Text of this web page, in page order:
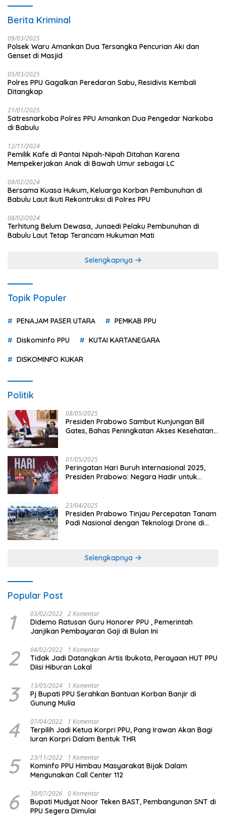
Berita Kriminal
09/03/2025
Polsek Waru Amankan Dua Tersangka Pencurian Aki dan
Genset di Masjid
05/03/2025
Polres PPU Gagalkan Peredaran Sabu, Residivis Kembali
Ditangkap
21/01/2025
Satresnarkoba Polres PPU Amankan Dua Pengedar Narkoba
di Babulu
12/11/2024
Pemilik Kafe di Pantai Nipah-Nipah Ditahan Karena
Mempekerjakan Anak di Bawah Umur sebagai LC
08/02/2024
Bersama Kuasa Hukum, Keluarga Korban Pembunuhan di
Babulu Laut Ikuti Rekontruksi di Polres PPU
08/02/2024
Terhitung Belum Dewasa, Junaedi Pelaku Pembunuhan di
Babulu Laut Tetap Terancam Hukuman Mati
Selengkapnya
Topik Populer
PENAJAM PASER UTARA PEMKAB PPU
Diskominfo PPU KUTAI KARTANEGARA
DISKOMINFO KUKAR
Politik
08/05/2025
Presiden Prabowo Sambut Kunjungan Bill
Gates, Bahas Peningkatan Akses Kesehatan
01/05/2025
Peringatan Hari Buruh Internasional 2025,
Presiden Prabowo: Negara Hadir untuk
23/04/2025
Presiden Prabowo Tinjau Percepatan Tanam
Padi Nasional dengan Teknologi Drone di
Selengkapnya
Popular Post
1 03/02/2022 2 Komentar
Didemo Ratusan Guru Honorer PPU , Pemerintah
Janjikan Pembayaran Gaji di Bulan Ini
2 04/02/2022 1 Komentar
Tidak Jadi Datangkan Artis Ibukota, Perayaan HUT PPU
Diisi Hiburan Lokal
3 13/05/2024 1 Komentar
Pj Bupati PPU Serahkan Bantuan Korban Banjir di
Gunung Mulia
4 07/04/2022 1 Komentar
Terpilih Jadi Ketua Korpri PPU, Pang Irawan Akan Bagi
Iuran Korpri Dalam Bentuk THR
5 23/11/2022 1 Komentar
Kominfo PPU Himbau Masyarakat Bijak Dalam
Mengunakan Call Center 112
6 30/07/2026 0 Komentar
Bupati Mudyat Noor Teken BAST, Pembangunan SNT di
PPU Segera Dimulai